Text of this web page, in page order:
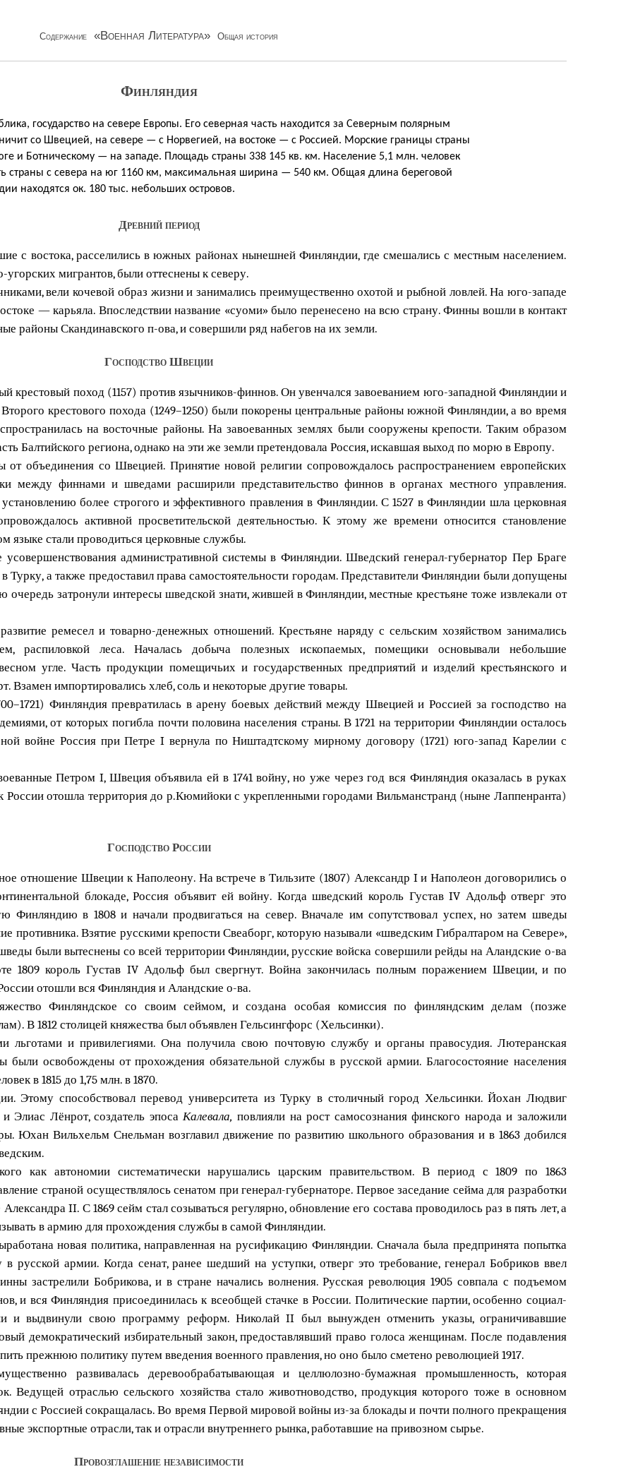
Содержание «Военная Литература» Общая история
Финляндия
государство на севере Европы. Его северная часть находится за Северным полярным
со Швецией, на севере — с Норвегией, на востоке — с Россией. Морские границы страны
и Ботническому — на западе. Площадь страны 338 145 кв. км. Население 5,1 млн. человек
страны с севера на юг 1160 км, максимальная ширина — 540 км. Общая длина береговой
находятся ок. 180 тыс. небольших островов.
Древний период
с востока, расселились в южных районах нынешней Финляндии, где смешались с местным населением.
мигрантов, были оттеснены к северу.
вели кочевой образ жизни и занимались преимущественно охотой и рыбной ловлей. На юго-западе
— карьяла. Впоследствии название «суоми» было перенесено на всю страну. Финны вошли в контакт
районы Скандинавского п-ова, и совершили ряд набегов на их земли.
Господство Швеции
крестовый поход (1157) против язычников-финнов. Он увенчался завоеванием юго-западной Финляндии и
крестового похода (1249–1250) были покорены центральные районы южной Финляндии, а во время
на восточные районы. На завоеванных землях были сооружены крепости. Таким образом
Балтийского региона, однако на эти же земли претендовала Россия, искавшая выход по морю в Европу.
от объединения со Швецией. Принятие новой религии сопровождалось распространением европейских
между финнами и шведами расширили представительство финнов в органах местного управления.
более строгого и эффективного правления в Финляндии. С 1527 в Финляндии шла церковная
активной просветительской деятельностью. К этому же времени относится становление
языке стали проводиться церковные службы.
административной системы в Финляндии. Шведский генерал-губернатор Пер Браге
Турку, а также предоставил права самостоятельности городам. Представители Финляндии были допущены
затронули интересы шведской знати, жившей в Финляндии, местные крестьяне тоже извлекали от
ремесел и товарно-денежных отношений. Крестьяне наряду с сельским хозяйством занимались
распиловкой леса. Началась добыча полезных ископаемых, помещики основывали небольшие
угле. Часть продукции помещичьих и государственных предприятий и изделий крестьянского и
Взамен импортировались хлеб, соль и некоторые другие товары.
Финляндия превратилась в арену боевых действий между Швецией и Россией за господство на
от которых погибла почти половина населения страны. В 1721 на территории Финляндии осталось
войне Россия при Петре I вернула по Ништадтскому мирному договору (1721) юго-запад Карелии с
Петром I, Швеция объявила ей в 1741 войну, но уже через год вся Финляндия оказалась в руках
отошла территория до р.Кюмийоки с укрепленными городами Вильманстранд (ныне Лаппенранта)
Господство России
отношение Швеции к Наполеону. На встрече в Тильзите (1807) Александр I и Наполеон договорились о
блокаде, Россия объявит ей войну. Когда шведский король Густав IV Адольф отверг это
Финляндию в 1808 и начали продвигаться на север. Вначале им сопутствовал успех, но затем шведы
противника. Взятие русскими крепости Свеаборг, которую называли «шведским Гибралтаром на Севере»,
были вытеснены со всей территории Финляндии, русские войска совершили рейды на Аландские о-ва
1809 король Густав IV Адольф был свергнут. Война закончилась полным поражением Швеции, и по
отошли вся Финляндия и Аландские о-ва.
Финляндское со своим сеймом, и создана особая комиссия по финляндским делам (позже
В 1812 столицей княжества был объявлен Гельсингфорс (Хельсинки).
льготами и привилегиями. Она получила свою почтовую службу и органы правосудия. Лютеранская
были освобождены от прохождения обязательной службы в русской армии. Благосостояние населения
в 1815 до 1,75 млн. в 1870.
Этому способствовал перевод университета из Турку в столичный город Хельсинки. Йохан Людвиг
и Элиас Лёнрот, создатель эпоса Калевала, повлияли на рост самосознания финского народа и заложили
Юхан Вильхельм Снельман возглавил движение по развитию школьного образования и в 1863 добился
как автономии систематически нарушались царским правительством. В период с 1809 по 1863
страной осуществлялось сенатом при генерал-губернаторе. Первое заседание сейма для разработки
II. С 1869 сейм стал созываться регулярно, обновление его состава проводилось раз в пять лет, а
в армию для прохождения службы в самой Финляндии.
новая политика, направленная на русификацию Финляндии. Сначала была предпринята попытка
русской армии. Когда сенат, ранее шедший на уступки, отверг это требование, генерал Бобриков ввел
застрелили Бобрикова, и в стране начались волнения. Русская революция 1905 совпала с подъемом
и вся Финляндия присоединилась к всеобщей стачке в России. Политические партии, особенно социал-
и выдвинули свою программу реформ. Николай II был вынужден отменить указы, ограничивавшие
демократический избирательный закон, предоставлявший право голоса женщинам. После подавления
прежнюю политику путем введения военного правления, но оно было сметено революцией 1917.
развивалась деревообрабатывающая и целлюлозно-бумажная промышленность, которая
Ведущей отраслью сельского хозяйства стало животноводство, продукция которого тоже в основном
с Россией сокращалась. Во время Первой мировой войны из-за блокады и почти полного прекращения
экспортные отрасли, так и отрасли внутреннего рынка, работавшие на привозном сырье.
Провозглашение независимости